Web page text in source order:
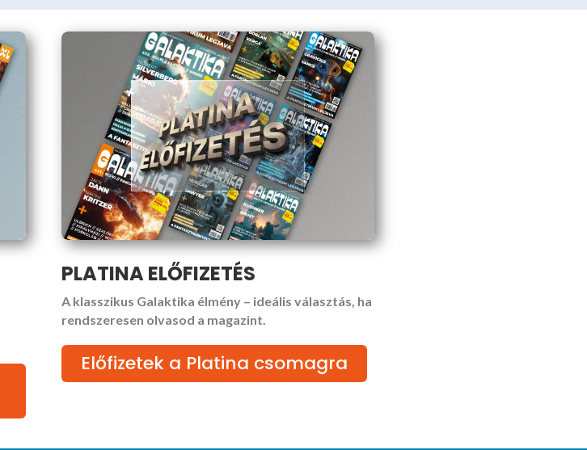
PLATINA ELŐFIZETÉS
A klasszikus Galaktika élmény – ideális választás, ha
rendszeresen olvasod a magazint.
Előfizetek a Platina csomagra